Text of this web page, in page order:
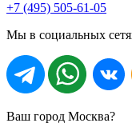
+7 (495) 505-61-05
Мы в социальных
Ваш город Москва?